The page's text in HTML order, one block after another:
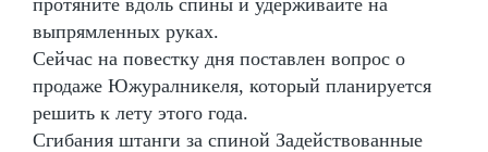
выпрямленных руках.
Сейчас на повестку дня поставлен вопрос о
продаже Южуралникеля, который планируется
решить к лету этого года.
Сгибания штанги за спиной Задействованные